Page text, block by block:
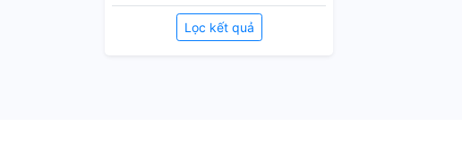
Không dấu gạch (-)
Lọc kết quả